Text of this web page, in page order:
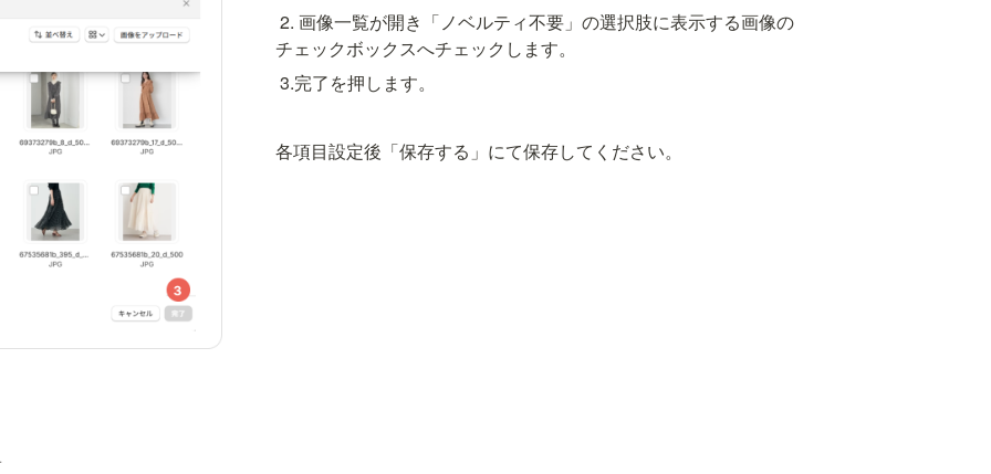
チェックボックスへチェックします。
3.完了を押します。
各項目設定後「保存する」にて保存してください。